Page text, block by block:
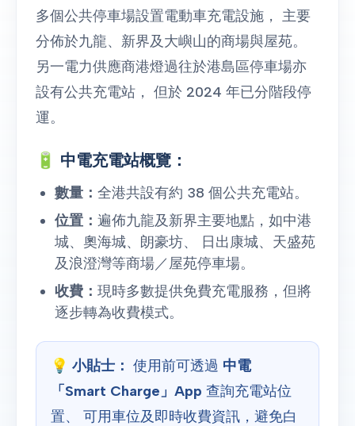
多個公共停車場設置電動車充電設施， 主要
分佈於九龍、新界及大嶼山的商場與屋苑。
另一電力供應商港燈過往於港島區停車場亦
設有公共充電站， 但於 2024 年已分階段停
運。
🔋 中電充電站概覽：
數量： 全港共設有約 38 個公共充電站。
位置： 遍佈九龍及新界主要地點，如中港
城、奧海城、朗豪坊、 ⽇出康城、天盛苑
及浪澄灣等商場／屋苑停車場。
收費： 現時多數提供免費充電服務，但將
逐步轉為收費模式。
💡 小貼士： 使用前可透過 中電
「Smart Charge」App 查詢充電站位
置、 可用車位及即時收費資訊，避免白